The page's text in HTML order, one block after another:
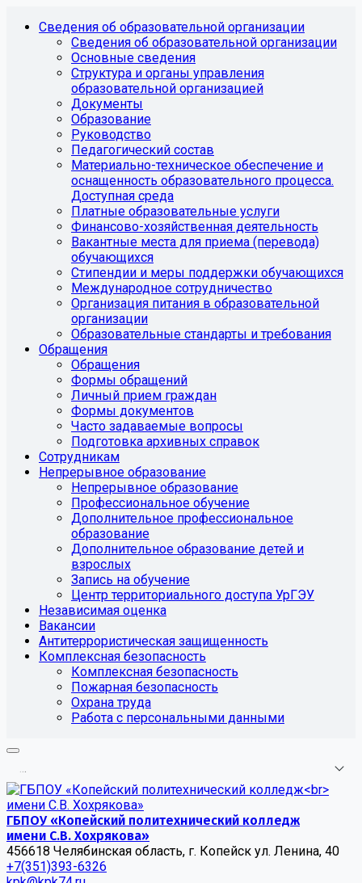
Сведения об образовательной организации
Сведения об образовательной организации
Основные сведения
Структура и органы управления
образовательной организацией
Документы
Образование
Руководство
Педагогический состав
Материально-техническое обеспечение и
оснащенность образовательного процесса.
Доступная среда
Платные образовательные услуги
Финансово-хозяйственная деятельность
Вакантные места для приема (перевода)
обучающихся
Стипендии и меры поддержки обучающихся
Международное сотрудничество
Организация питания в образовательной
организации
Образовательные стандарты и требования
Обращения
Обращения
Формы обращений
Личный прием граждан
Формы документов
Часто задаваемые вопросы
Подготовка архивных справок
Сотрудникам
Непрерывное образование
Непрерывное образование
Профессиональное обучение
Дополнительное профессиональное
образование
Дополнительное образование детей и
взрослых
Запись на обучение
Центр территориального доступа УрГЭУ
Независимая оценка
Вакансии
Антитеррористическая защищенность
Комплексная безопасность
Комплексная безопасность
Пожарная безопасность
Охрана труда
Работа с персональными данными
...
ГБПОУ «Копейский политехнический колледж
имени С.В. Хохрякова»
456618 Челябинская область, г. Копейск ул. Ленина, 40
+7(351)393-6326